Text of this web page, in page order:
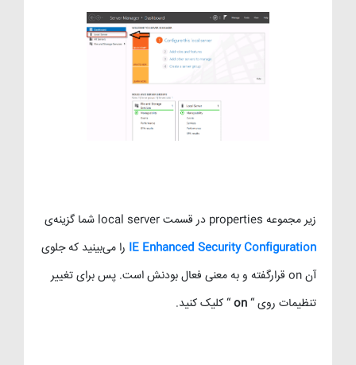
زیر مجموعه properties در قسمت local server شما گزینه‌ی
IE Enhanced Security Configuration را می‌بینید که جلوی
آن on قرارگفته و به معنی فعال بودنش است. پس برای تغییر
تنظیمات روی “on“ کلیک کنید.